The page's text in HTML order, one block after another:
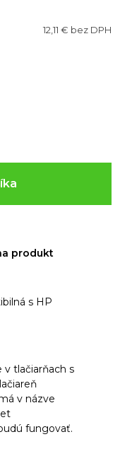
12,11 € bez DPH
produkt
s HP
v tlačiarňach s
v názve
fungovať.